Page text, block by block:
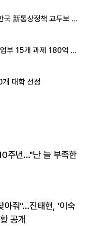
新통상정책 교두보 활
부 15개 과제 180억 지
대학 선정
주년…"난 늘 부족한
아줘"…진태현, '이숙
공개